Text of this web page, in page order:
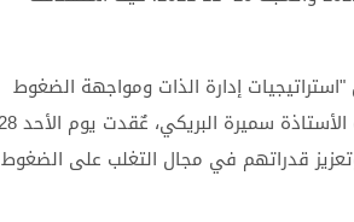
إدارة الذات ومواجهة الضغوط
وتعزيز قدراتهم في مجال التغلب على الضغوط